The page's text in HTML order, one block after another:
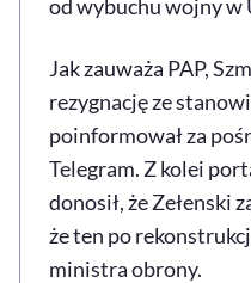
od wybuchu wojny w
Jak zauważa PAP,
rezygnację ze
poinformował za
Telegram. Z kolei
donosił, że Zełenski
że ten po
ministra obrony.